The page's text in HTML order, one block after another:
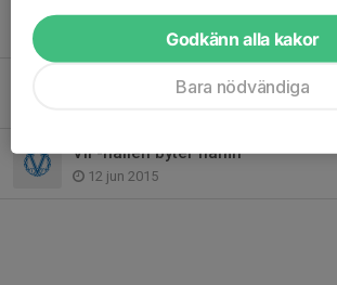
Värmdö IF-familjen har sorg
Sommarfotbollsskolan en succé!
VIF-hallen byter namn
12 jun 2015
Godkänn alla kakor
Bara nödvändiga